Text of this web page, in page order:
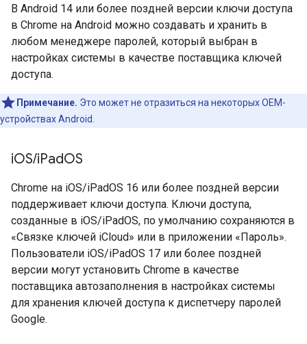
В Android 14 или более поздней версии ключи доступа
в Chrome на Android можно создавать и хранить в
любом менеджере паролей, который выбран в
настройках системы в качестве поставщика ключей
доступа.
Примечание. Это может не отразиться на некоторых OEM-
устройствах Android.
iOS/iPadOS
Chrome на iOS/iPadOS 16 или более поздней версии
поддерживает ключи доступа. Ключи доступа,
созданные в iOS/iPadOS, по умолчанию сохраняются в
«Связке ключей iCloud» или в приложении «Пароль».
Пользователи iOS/iPadOS 17 или более поздней
версии могут установить Chrome в качестве
поставщика автозаполнения в настройках системы
для хранения ключей доступа к диспетчеру паролей
Google.